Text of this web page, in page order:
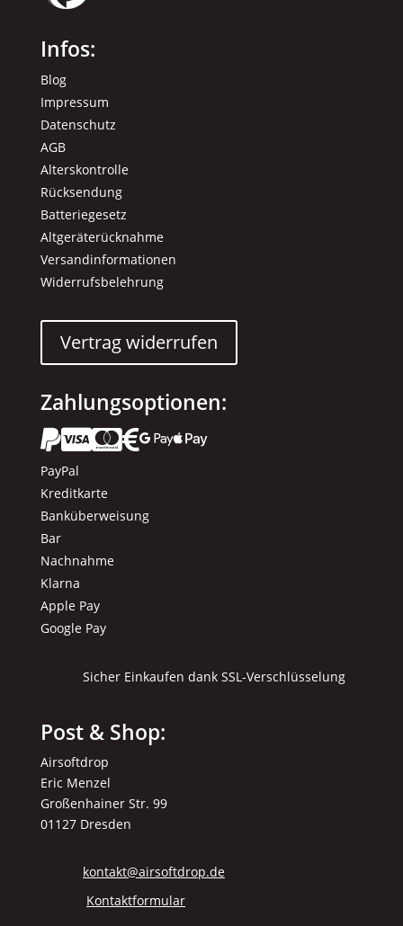
Infos:
Blog
Impressum
Datenschutz
AGB
Alterskontrolle
Rücksendung
Batteriegesetz
Altgeräterücknahme
Versandinformationen
Widerrufsbelehrung
Vertrag widerrufen
Zahlungsoptionen:
 
PayPal
Kreditkarte
Banküberweisung
Bar
Nachnahme
Klarna
Apple Pay
Google Pay
Sicher Einkaufen dank SSL-Verschlüsselung
Post & Shop:
Airsoftdrop
Eric Menzel
Großenhainer Str. 99
01127 Dresden
kontakt@airsoftdrop.de
Kontaktformular